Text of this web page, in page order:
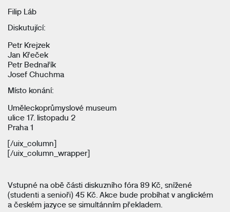
Filip Láb
Diskutující:
Petr Krejzek
Jan Křeček
Petr Bednařík
Josef Chuchma
Místo konání:
Uměleckoprůmyslové museum
ulice 17. listopadu 2
Praha 1
[/uix_column]
[/uix_column_wrapper]
Vstupné na obě části diskuzního fóra 89 Kč, snížené
(studenti a senioři) 45 Kč. Akce bude probíhat v anglickém
a českém jazyce se simultánním překladem.